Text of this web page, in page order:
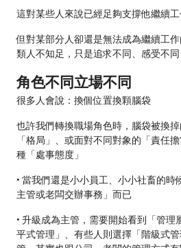
這對某些人來說已經足夠支撐他繼續
但對某部分人卻還是無法成為繼續工
類人不知足，只是追求不同、感受不同
角色不同立場不同
很多人會說：換個位置換顆腦袋
也許我們轉換職場角色時，腦袋被換
「格局」、或面對不同對象的「責任
種「處事態度」
• 當我們還是小小員工、小小社畜的
主管或老闆交辦事務」而已
• 升級成為主管，需要開始看到「管理
平式管理」、有些人則選擇「階級式